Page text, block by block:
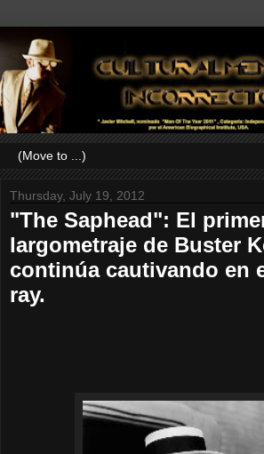
Thursday, July 19, 2012
"The Saphead": El
largometraje de Buster
continúa cautivando en
ray.